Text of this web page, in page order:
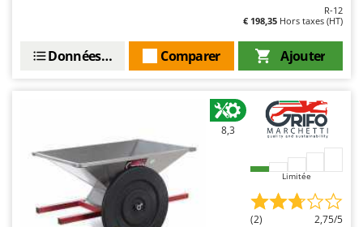
Minox
MOVA
Mowox
MTD
R-12
€ 198,35 Hors taxes (HT)
Ajouter
Comparer
Données techniques
8,3
Limitée
(2) 2,75/5